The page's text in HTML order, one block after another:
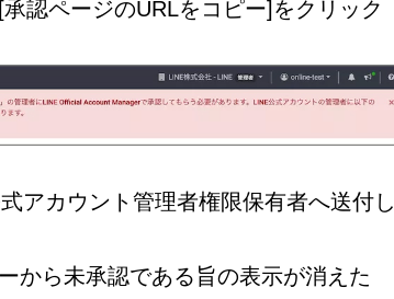
認ページのURLをコピー]をクリック
アカウント管理者権限保有者へ送付し
から未承認である旨の表示が消えた